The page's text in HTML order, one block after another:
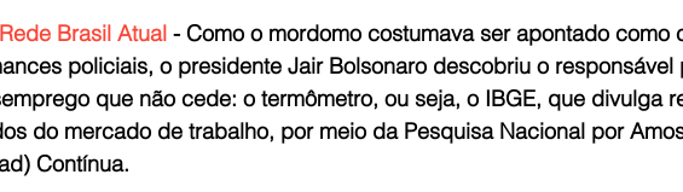
Rede Brasil Atual - Como o mordomo costumava ser apontado como
policiais, o presidente Jair Bolsonaro descobriu o responsável
que não cede: o termômetro, ou seja, o IBGE, que divulga
do mercado de trabalho, por meio da Pesquisa Nacional por
Contínua.